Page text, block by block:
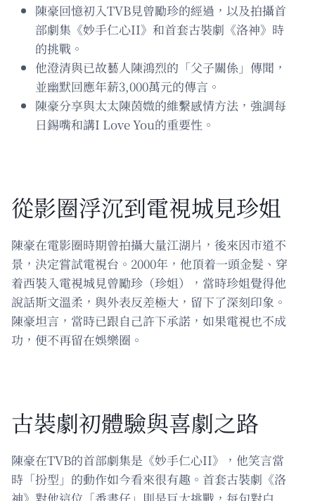
陳豪回憶初入TVB見曾勵珍的經過，以及拍攝首
部劇集《妙手仁心II》和首套古裝劇《洛神》時
的挑戰。
他澄清與已故藝人陳鴻烈的「父子關係」傳聞，
並幽默回應年薪3,000萬元的傳言。
陳豪分享與太太陳茵媺的維繫感情方法，強調每
日錫嘴和講I Love You的重要性。
從影圈浮沉到電視城見珍姐
陳豪在電影圈時期曾拍攝大量江湖片，後來因市道不
景，決定嘗試電視台。2000年，他頂着一頭金髮、穿
着西裝入電視城見曾勵珍（珍姐），當時珍姐覺得他
說話斯文溫柔，與外表反差極大，留下了深刻印象。
陳豪坦言，當時已跟自己許下承諾，如果電視也不成
功，便不再留在娛樂圈。
古裝劇初體驗與喜劇之路
陳豪在TVB的首部劇集是《妙手仁心II》，他笑言當
時「扮型」的動作如今看來很有趣。首套古裝劇《洛